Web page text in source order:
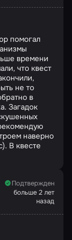
помогал
времени
что квест
не то
в
Загадок
наверно
В квесте
Подтвержден
больше 2 лет
назад